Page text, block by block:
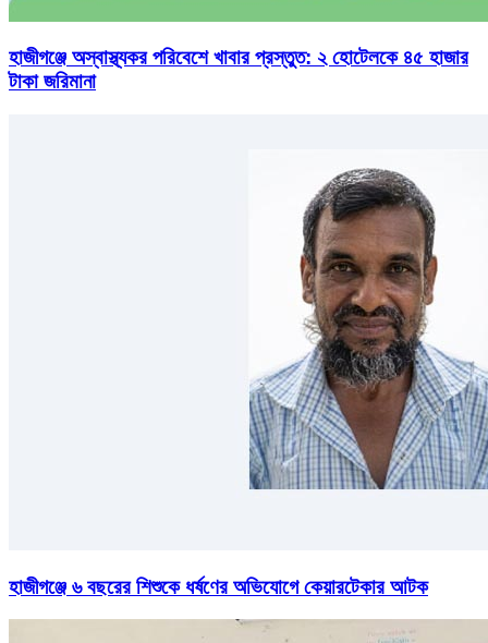
হাজীগঞ্জে অস্বাস্থ্যকর পরিবেশে খাবার প্রস্তুত: ২ হোটেলকে ৪৫ হাজার
টাকা জরিমানা
হাজীগঞ্জে ৬ বছরের শিশুকে ধর্ষণের অভিযোগে কেয়ারটেকার আটক